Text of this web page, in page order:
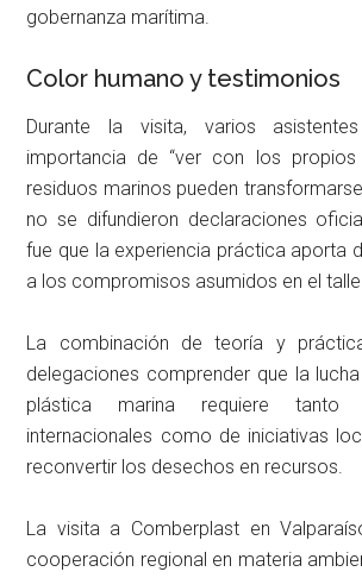
gobernanza marítima.
Color humano y testimonios
Durante la visita, varios
importancia de “ver con los
residuos marinos pueden
no se difundieron declaraciones
fue que la experiencia práctica aporta
a los compromisos asumidos en el
La combinación de teoría y
delegaciones comprender que la
plástica marina requiere tanto
internacionales como de iniciativas
reconvertir los desechos en recursos.
La visita a Comberplast en
cooperación regional en materia